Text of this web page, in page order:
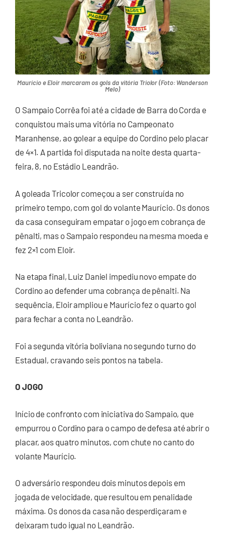
Maurício e Eloir marcaram os gols da vitória Triolor (Foto: Wanderson
Melo)
O Sampaio Corrêa foi até a cidade de Barra do Corda e
conquistou mais uma vitória no Campeonato
Maranhense, ao golear a equipe do Cordino pelo placar
de 4×1. A partida foi disputada na noite desta quarta-
feira, 8, no Estádio Leandrão.
A goleada Tricolor começou a ser construída no
primeiro tempo, com gol do volante Maurício. Os donos
da casa conseguiram empatar o jogo em cobrança de
pênalti, mas o Sampaio respondeu na mesma moeda e
fez 2×1 com Eloir.
Na etapa final, Luiz Daniel impediu novo empate do
Cordino ao defender uma cobrança de pênalti. Na
sequência, Eloir ampliou e Maurício fez o quarto gol
para fechar a conta no Leandrão.
Foi a segunda vitória boliviana no segundo turno do
Estadual, cravando seis pontos na tabela.
O JOGO
Início de confronto com iniciativa do Sampaio, que
empurrou o Cordino para o campo de defesa até abrir o
placar, aos quatro minutos, com chute no canto do
volante Maurício.
O adversário respondeu dois minutos depois em
jogada de velocidade, que resultou em penalidade
máxima. Os donos da casa não desperdiçaram e
deixaram tudo igual no Leandrão.